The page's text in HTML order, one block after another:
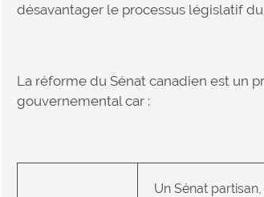
désavantager le processus législatif du
La réforme du Sénat canadien est un
gouvernemental car :
Un Sénat